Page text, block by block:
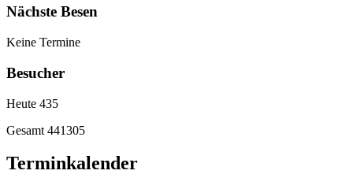
Nächste Besen
Keine Termine
Besucher
Heute 435
Gesamt 441305
Terminkalender